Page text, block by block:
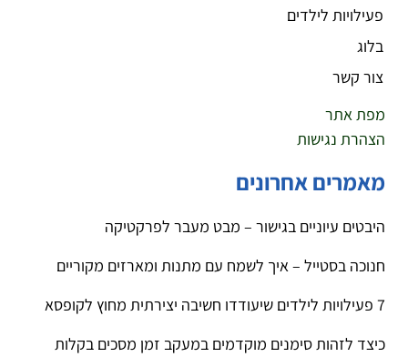
פעילויות לילדים
בלוג
צור קשר
מפת אתר
הצהרת נגישות
מאמרים אחרונים
היבטים עיוניים בגישור – מבט מעבר לפרקטיקה
חנוכה בסטייל – איך לשמח עם מתנות ומארזים מקוריים
7 פעילויות לילדים שיעודדו חשיבה יצירתית מחוץ לקופסא
כיצד לזהות סימנים מוקדמים במעקב זמן מסכים בקלות